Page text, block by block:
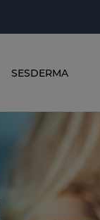
SESDERMA